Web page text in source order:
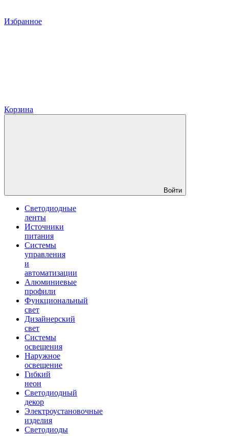
Избранное
Корзина
Войти
Светодиодные
ленты
Источники
питания
Системы
управления
и
автоматизации
Алюминиевые
профили
Функциональный
свет
Дизайнерский
свет
Системы
освещения
Наружное
освещение
Гибкий
неон
Светодиодный
декор
Электроустановочные
изделия
Светодиоды